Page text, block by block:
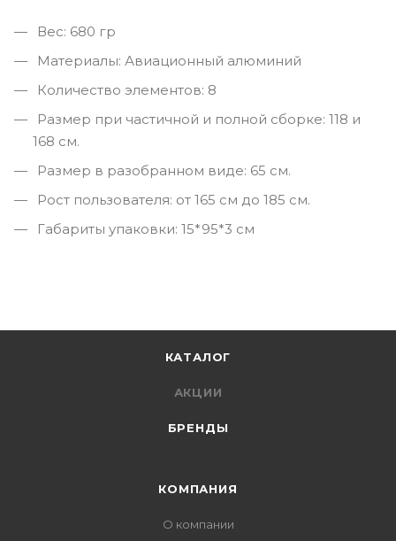
Вес: 680 гр
Материалы: Авиационный алюминий
Количество элементов: 8
Размер при частичной и полной сборке: 118 и
168 см.
Размер в разобранном виде: 65 см.
Рост пользователя: от 165 см до 185 см.
Габариты упаковки: 15*95*3 см
КАТАЛОГ
АКЦИИ
БРЕНДЫ
КОМПАНИЯ
О компании